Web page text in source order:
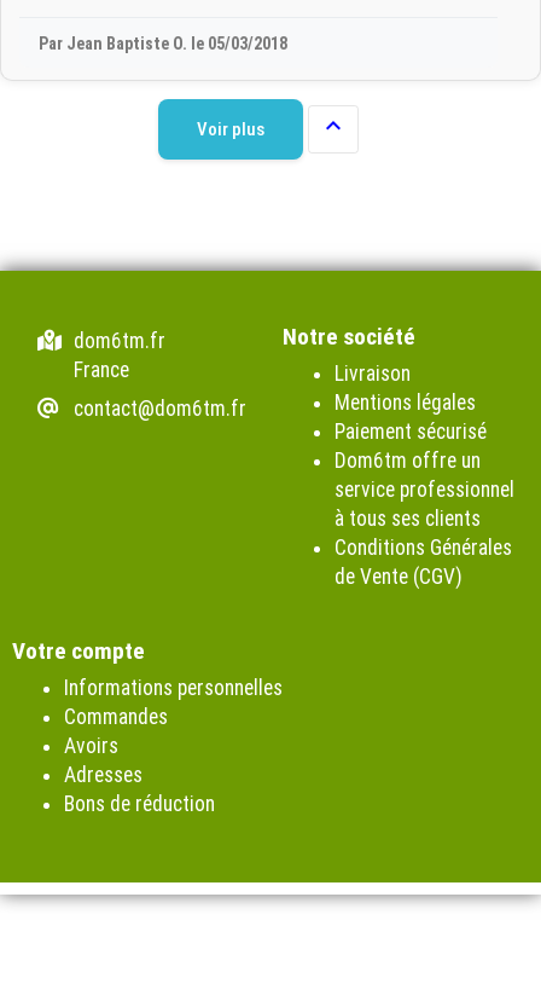
Par Jean Baptiste O. le 05/03/2018
Voir plus 
dom6tm.fr
France
contact@dom6tm.fr
Notre société
Livraison
Mentions légales
Paiement sécurisé
Dom6tm offre un
service professionnel
à tous ses clients
Conditions Générales
de Vente (CGV)
Votre compte
Informations personnelles
Commandes
Avoirs
Adresses
Bons de réduction